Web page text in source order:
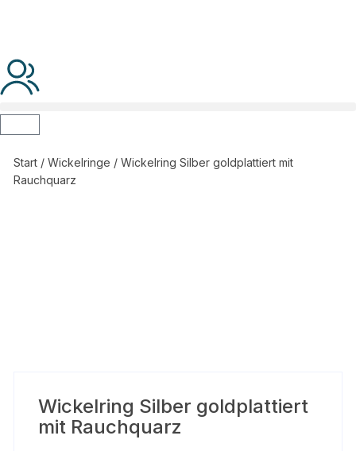
Start /Wickelringe / Wickelring Silber goldplattiert mit
Rauchquarz
Wickelring Silber goldplattiert
mit Rauchquarz